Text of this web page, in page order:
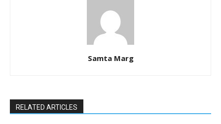
Samta Marg
RELATED ARTICLES